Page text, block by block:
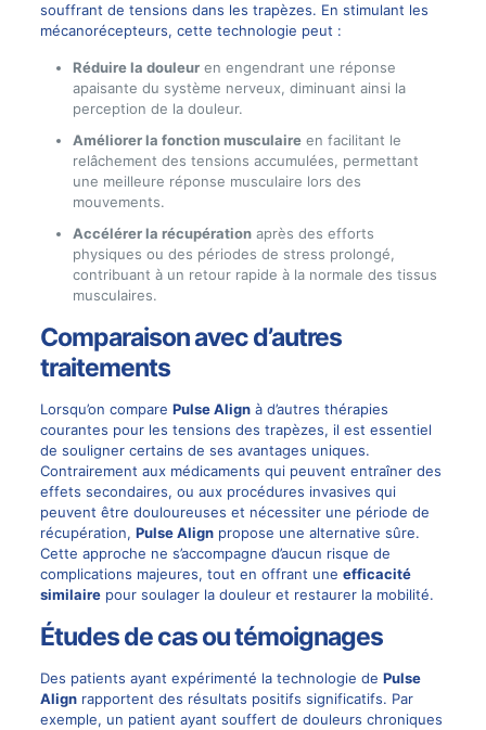
souffrant de tensions dans les trapèzes. En stimulant les
mécanorécepteurs, cette technologie peut :
Réduire la douleuren engendrant une réponse
apaisante du système nerveux, diminuant ainsi la
perception de la douleur.
Améliorer la fonction musculaireen facilitant le
relâchement des tensions accumulées, permettant
une meilleure réponse musculaire lors des
mouvements.
Accélérer la récupérationaprès des efforts
physiques ou des périodes de stress prolongé,
contribuant à un retour rapide à la normale des tissus
musculaires.
Comparaison avec d’autres
traitements
Lorsqu’on compare Pulse Alignà d’autres thérapies
courantes pour les tensions des trapèzes, il est essentiel
de souligner certains de ses avantages uniques.
Contrairement aux médicaments qui peuvent entraîner des
effets secondaires, ou aux procédures invasives qui
peuvent être douloureuses et nécessiter une période de
récupération, Pulse Alignpropose une alternative sûre.
Cette approche ne s’accompagne d’aucun risque de
complications majeures, tout en offrant une efficacité
similairepour soulager la douleur et restaurer la mobilité.
Études de cas ou témoignages
Des patients ayant expérimenté la technologie de Pulse
Alignrapportent des résultats positifs significatifs. Par
exemple, un patient ayant souffert de douleurs chroniques